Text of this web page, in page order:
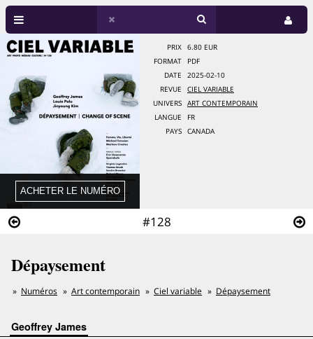
#128
PRIX
6.80 EUR
FORMAT
PDF
DATE
2025-02-10
REVUE
CIEL VARIABLE
UNIVERS
ART CONTEMPORAIN
LANGUE
FR
PAYS
CANADA
Dépaysement
Numéros Art contemporain Ciel variable Dépaysement
Geoffrey James